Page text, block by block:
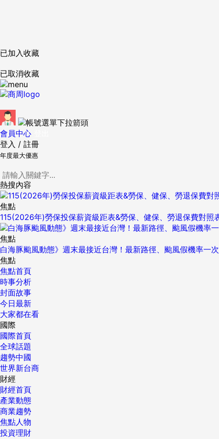
已加入收藏
已取消收藏
會員中心
登入 / 註冊
年度最大優惠
熱搜內容
焦點
115(2026年)勞保投保薪資級距表&勞保、健保、勞退保費對照
焦點
白海豚颱風動態》週末最接近台灣！最新路徑、颱風假機率一
焦點
焦點首頁
時事分析
封面故事
今日最新
大家都在看
國際
國際首頁
全球話題
趨勢中國
世界新台商
財經
財經首頁
產業動態
商業趨勢
焦點人物
投資理財